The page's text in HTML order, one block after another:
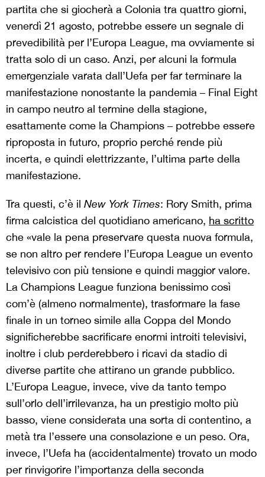
partita che si giocherà a Colonia tra quattro giorni,
venerdì 21 agosto, potrebbe essere un segnale di
prevedibilità per l’Europa League, ma ovviamente si
tratta solo di un caso. Anzi, per alcuni la formula
emergenziale varata dall’Uefa per far terminare la
manifestazione nonostante la pandemia – Final Eight
in campo neutro al termine della stagione,
esattamente come la Champions – potrebbe essere
riproposta in futuro, proprio perché rende più
incerta, e quindi elettrizzante, l’ultima parte della
manifestazione.
Tra questi, c’è il New York Times: Rory Smith, prima
firma calcistica del quotidiano americano, ha scritto
che «vale la pena preservare questa nuova formula,
se non altro per rendere l’Europa League un evento
televisivo con più tensione e quindi maggior valore.
La Champions League funziona benissimo così
com’è (almeno normalmente), trasformare la fase
finale in un torneo simile alla Coppa del Mondo
significherebbe sacrificare enormi introiti televisivi,
inoltre i club perderebbero i ricavi da stadio di
diverse partite che attirano un grande pubblico.
L’Europa League, invece, vive da tanto tempo
sull’orlo dell’irrilevanza, ha un prestigio molto più
basso, viene considerata una sorta di contentino, a
metà tra l’essere una consolazione e un peso. Ora,
invece, l’Uefa ha (accidentalmente) trovato un modo
per rinvigorire l’importanza della seconda